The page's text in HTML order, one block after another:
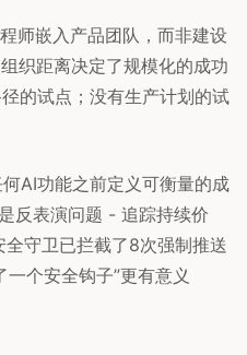
师嵌入产品团队，而非建设
织距离决定了规模化的成功
的试点；没有生产计划的试
AI功能之前定义可衡量的成
反表演问题 - 追踪持续价
守卫已拦截了8次强制推送
个安全钩子”更有意义